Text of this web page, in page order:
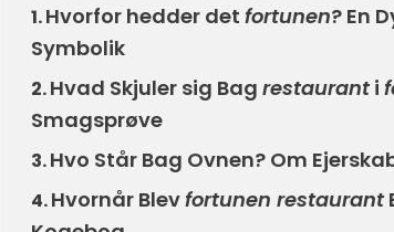
1.Hvorfor hedder det fortunen? En
Symbolik
2.Hvad Skjuler sig Bag restauranti
Smagsprøve
3.Hvo Står Bag Ovnen? Om
4.Hvornår Blevfortunen restaurant